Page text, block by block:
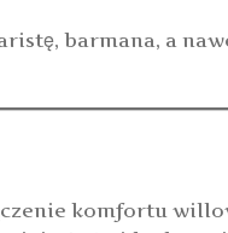
barmana, a
komfortu